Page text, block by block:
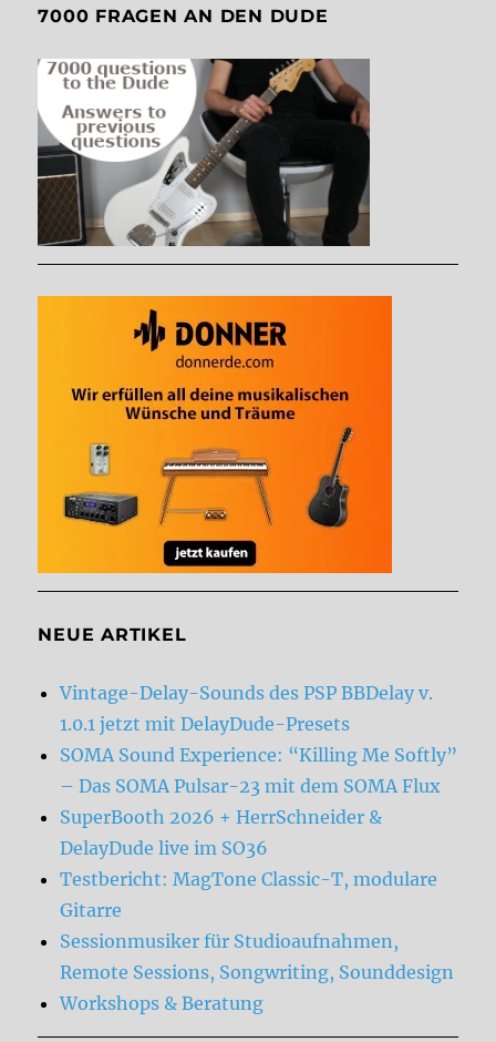
7000 FRAGEN AN DEN DUDE
NEUE ARTIKEL
Vintage-Delay-Sounds des PSP BBDelay v.
1.0.1 jetzt mit DelayDude-Presets
SOMA Sound Experience: “Killing Me Softly”
– Das SOMA Pulsar-23 mit dem SOMA Flux
SuperBooth 2026 + HerrSchneider &
DelayDude live im SO36
Testbericht: MagTone Classic-T, modulare
Gitarre
Sessionmusiker für Studioaufnahmen,
Remote Sessions, Songwriting, Sounddesign
Workshops & Beratung